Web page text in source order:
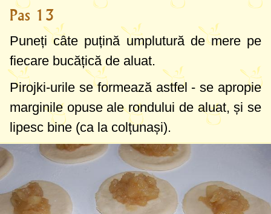
Pas 13
Puneți câte puțină umplutură de mere pe
fiecare bucățică de aluat.
Pirojki-urile se formează astfel - se apropie
marginile opuse ale rondului de aluat, și se
lipesc bine (ca la colțunași).